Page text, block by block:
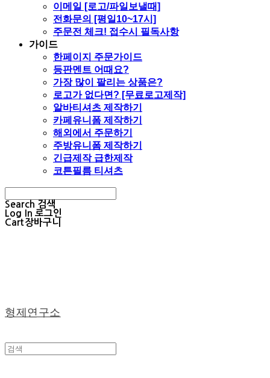
이메일 [로고/파일보낼때]
전화문의 [평일10~17시]
주문전 체크! 접수시 필독사항
가이드
한페이지 주문가이드
등판멘트 어때요?
가장 많이 팔리는 상품은?
로고가 없다면? [무료로고제작]
알바티셔츠 제작하기
카페유니폼 제작하기
해외에서 주문하기
주방유니폼 제작하기
긴급제작 급한제작
코튼필름 티셔츠
Search 검색
Log In 로그인
Cart장바구니
형제연구소